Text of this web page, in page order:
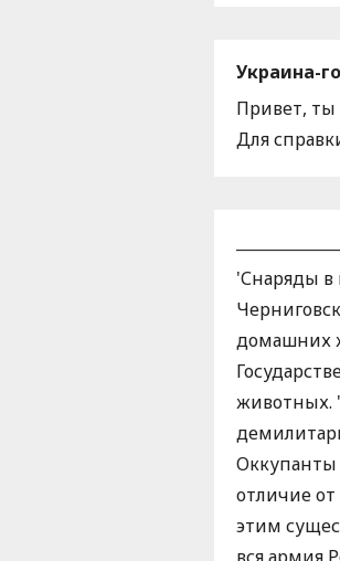
Украина-
Привет, ты
Для
'Снаряды в
домашних
животных.
Оккупанты
отличие
этим